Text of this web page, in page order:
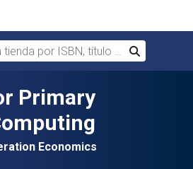
por ISBN, título o autor
Buscar
Primary
Economics